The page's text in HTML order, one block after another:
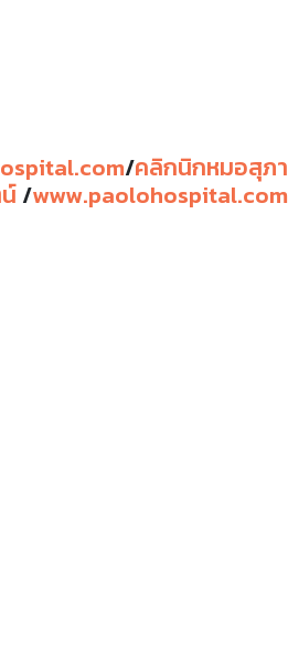
/คลิกนิกหมอสุภา
/www.paolohospital.com